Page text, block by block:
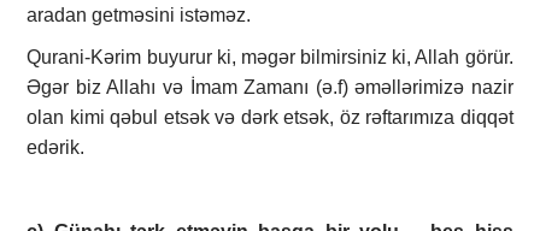
aradan getməsini istəməz.
Qurani-Kərim buyurur ki, məgər bilmirsiniz ki, Allah görür.
Əgər biz Allahı və İmam Zamanı (ə.f) əməllərimizə nazir
olan kimi qəbul etsək və dərk etsək, öz rəftarımıza diqqət
edərik.